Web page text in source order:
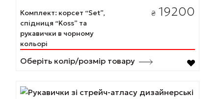
товару
Комплект: корсет “Set”,
спідниця “Koss” та
рукавички в чорному
кольорі
₴ 19200
Оберіть колір/розмір товару
кілька
варіантів.
Параметри
можна
вибрати
сторінці
Цей